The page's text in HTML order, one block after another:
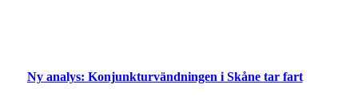
Ny analys: Konjunkturvändningen i Skåne tar fart